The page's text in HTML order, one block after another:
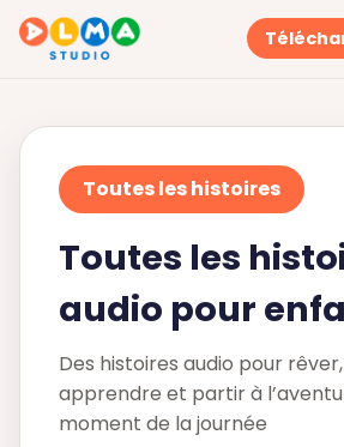
Toutes les histoires
Toutes les
audio pour
Des histoires audio pour
apprendre et partir à
moment de la journée